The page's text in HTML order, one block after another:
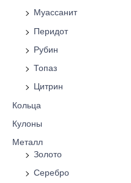
Муассанит
Перидот
Рубин
Топаз
Цитрин
Кольца
Кулоны
Металл
Золото
Серебро